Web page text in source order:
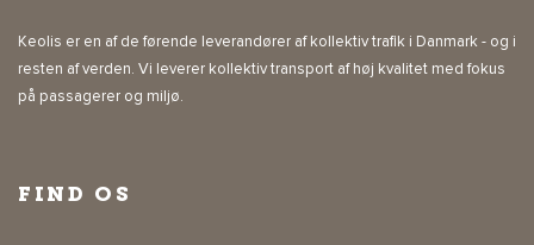
Keolis er en af de førende leverandører af kollektiv trafik i Danmark - og i
resten af verden. Vi leverer kollektiv transport af høj kvalitet med fokus
på passagerer og miljø.
FIND OS